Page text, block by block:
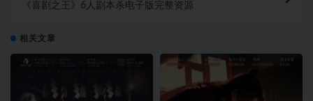
《喜剧之王》6人剧本杀电子版完整资源
相关文章